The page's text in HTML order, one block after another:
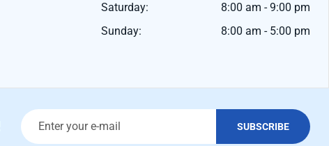
Saturday:
8:00 am - 9:00 pm
Sunday:
8:00 am - 5:00 pm